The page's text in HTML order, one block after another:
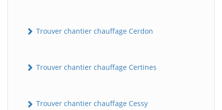
Trouver chantier chauffage Cerdon
Trouver chantier chauffage Certines
Trouver chantier chauffage Cessy